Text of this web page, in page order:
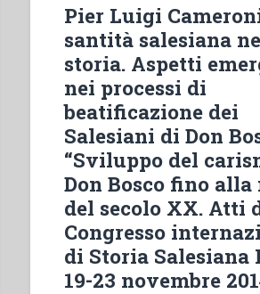
Pier Luigi
santità salesiana
storia. Aspetti
nei processi di
beatificazione dei
Salesiani di Don
“Sviluppo del
Don Bosco fino alla
del secolo XX. Atti
Congresso
di Storia Salesiana
19-23 novembre